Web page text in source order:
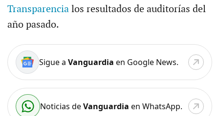
Transparencialos resultados de auditorías del
año pasado.
Sigue a Vanguardia en Google News.
Noticias deVanguardia en WhatsApp.